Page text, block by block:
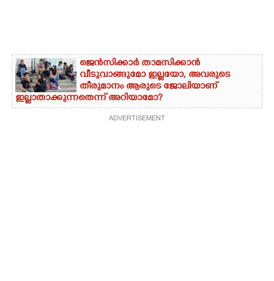
ജെൻസിക്കാർ താമസിക്കാൻ
വീടുവാങ്ങുമോ ഇല്ലയോ, അവരുടെ
തീരുമാനം ആരുടെ ജോലിയാണ്
ഇല്ലാതാക്കുന്നതെന്ന് അറിയാമോ?
ADVERTISEMENT